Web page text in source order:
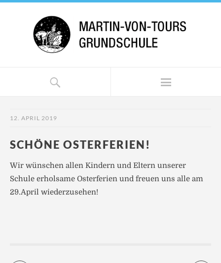
12. APRIL 2019
SCHÖNE OSTERFERIEN!
Wir wünschen allen Kindern und Eltern unserer
Schule erholsame Osterferien und freuen uns alle am
29.April wiederzusehen!